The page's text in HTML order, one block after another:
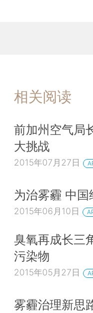
相关阅读
前加州空气局
大挑战
2015年07月27日
为治雾霾 中
2015年06月10日
臭氧再成长三
污染物
2015年05月27日
雾霾治理新思